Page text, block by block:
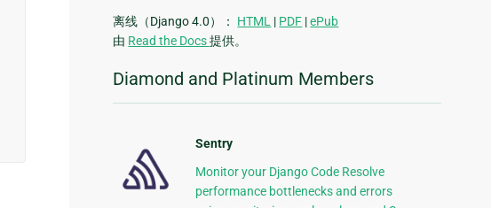
离线（Django 4.0）： HTML | PDF |ePub
由 Read the Docs提供。
Diamond and Platinum Members
Sentry
Monitor your Django Code Resolve
performance bottlenecks and errors